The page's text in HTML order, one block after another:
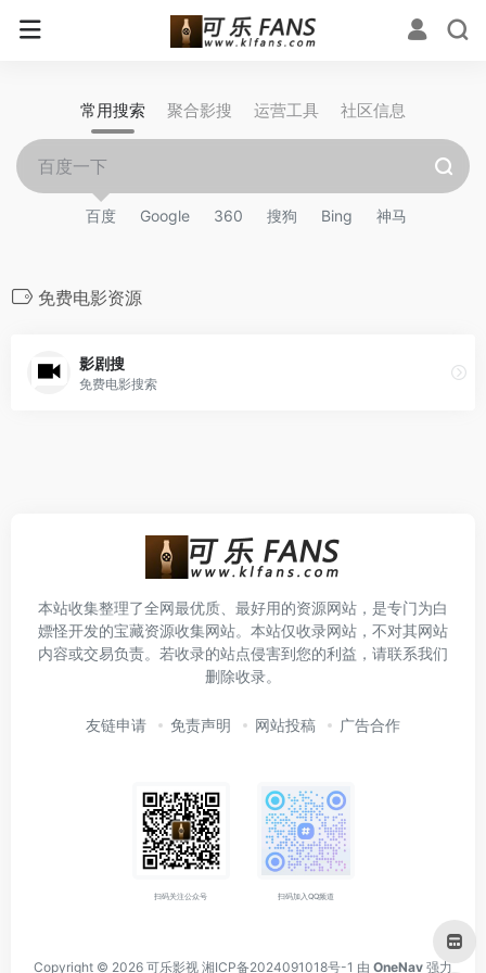
常用搜索 聚合影搜 运营工具 社区信息
百度 Google 360 搜狗 Bing 神马
免费电影资源
影剧搜
免费电影搜索
本站收集整理了全网最优质、最好用的资源网站，是专门为白
嫖怪开发的宝藏资源收集网站。本站仅收录网站，不对其网站
内容或交易负责。若收录的站点侵害到您的利益，请联系我们
删除收录。
友链申请 免责声明 网站投稿 广告合作
扫码关注公众号 扫码加入QQ频道
Copyright © 2026 可乐影视 湘ICP备2024091018号-1 由 OneNav 强力